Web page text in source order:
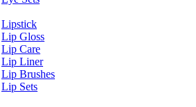
Lipstick
Lip Gloss
Lip Care
Lip Liner
Lip Brushes
Lip Sets